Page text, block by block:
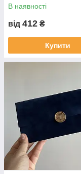
В наявності
від 412 ₴
Купити